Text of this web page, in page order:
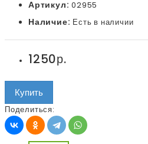
Артикул: 02955
Наличие: Есть в наличии
1250р.
Купить
Поделиться: